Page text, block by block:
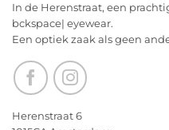
wensen
jullie
nu
alvast
een
heerlijk
en
In de Herenstraat, een
bckspace| eyewear.
Een optiek zaak als geen
Herenstraat 6